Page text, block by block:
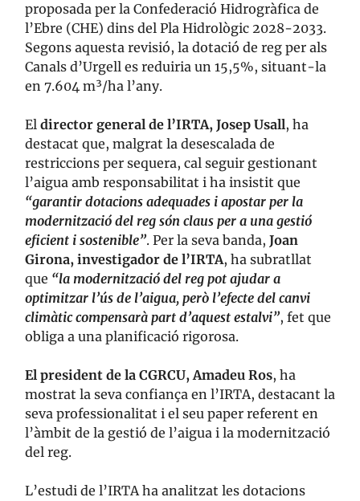
proposada per la Confederació Hidrogràfica de
l’Ebre (CHE) dins del Pla Hidrològic 2028-2033.
Segons aquesta revisió, la dotació de reg per als
Canals d’Urgell es reduiria un 15,5%, situant-la
en 7.604 m³/ha l’any.
El director general de l’IRTA, Josep Usall, ha
destacat que, malgrat la desescalada de
restriccions per sequera, cal seguir gestionant
l’aigua amb responsabilitat i ha insistit que
“garantir dotacions adequades i apostar per la
modernització del reg són claus per a una gestió
eficient i sostenible”. Per la seva banda, Joan
Girona, investigador de l’IRTA, ha subratllat
que “la modernització del reg pot ajudar a
optimitzar l’ús de l’aigua, però l’efecte del canvi
climàtic compensarà part d’aquest estalvi”, fet que
obliga a una planificació rigorosa.
El president de la CGRCU, Amadeu Ros, ha
mostrat la seva confiança en l’IRTA, destacant la
seva professionalitat i el seu paper referent en
l’àmbit de la gestió de l’aigua i la modernització
del reg.
L’estudi de l’IRTA ha analitzat les dotacions